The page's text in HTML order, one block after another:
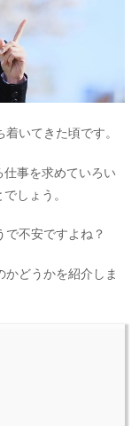
いてきた頃です。
事を求めていろい
しょう。
で不安ですよね？
どうかを紹介しま